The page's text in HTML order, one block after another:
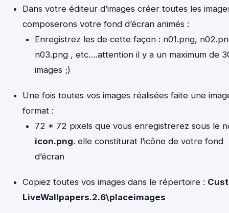
Dans votre éditeur d’images créer toutes les
composerons votre fond d’écran animés :
Enregistrez les de cette façon : n01.png,
n03.png , etc….attention il y a un maximum de
images ;)
Une fois toutes vos images réalisées faite une
format :
72 * 72 pixels que vous enregistrerez sous le
icon.png. elle constiturat l’icône de votre fond
d’écran
Copiez toutes vos images dans le répertoire :
LiveWallpapers.2.6\placeimages